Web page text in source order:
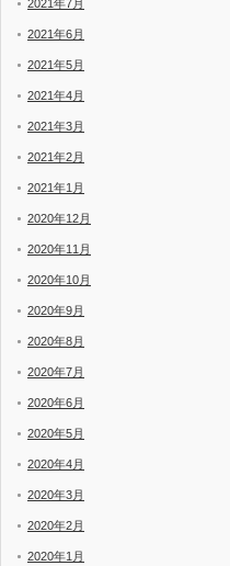
2021年7月
2021年6月
2021年5月
2021年4月
2021年3月
2021年2月
2021年1月
2020年12月
2020年11月
2020年10月
2020年9月
2020年8月
2020年7月
2020年6月
2020年5月
2020年4月
2020年3月
2020年2月
2020年1月